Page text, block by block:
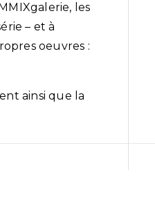
les
– et à
oeuvres :
ainsi que la